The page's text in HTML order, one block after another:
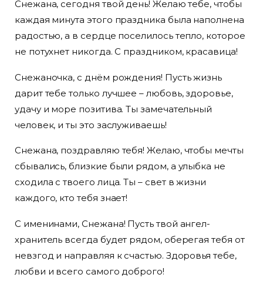
Снежана, сегодня твой день! Желаю тебе, чтобы
каждая минута этого праздника была наполнена
радостью, а в сердце поселилось тепло, которое
не потухнет никогда. С праздником, красавица!
Снежаночка, с днём рождения! Пусть жизнь
дарит тебе только лучшее – любовь, здоровье,
удачу и море позитива. Ты замечательный
человек, и ты это заслуживаешь!
Снежана, поздравляю тебя! Желаю, чтобы мечты
сбывались, близкие были рядом, а улыбка не
сходила с твоего лица. Ты – свет в жизни
каждого, кто тебя знает!
С именинами, Снежана! Пусть твой ангел-
хранитель всегда будет рядом, оберегая тебя от
невзгод и направляя к счастью. Здоровья тебе,
любви и всего самого доброго!